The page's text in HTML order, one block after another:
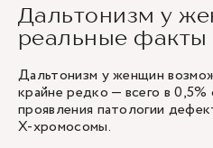
Дальтонизм у
реальные факты
Дальтонизм у женщин
крайне редко — всего в 0,5%
проявления патологии
X-хромосомы.